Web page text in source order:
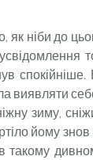
ніби до
спокійніше.
виявляти
зиму,
йому
такому